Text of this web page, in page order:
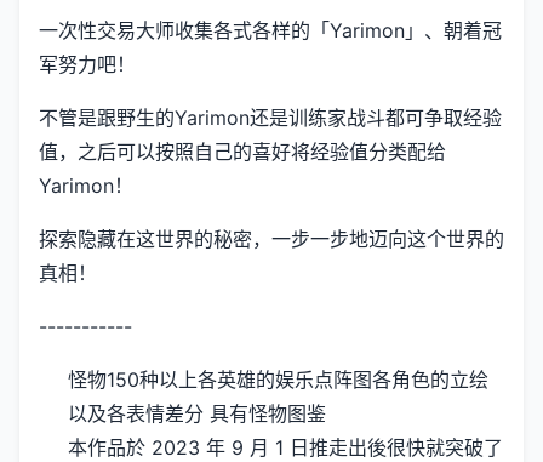
一次性交易大师收集各式各样的「Yarimon」、朝着冠
军努力吧！
不管是跟野生的Yarimon还是训练家战斗都可争取经验
值，之后可以按照自己的喜好将经验值分类配给
Yarimon！
探索隐藏在这世界的秘密，一步一步地迈向这个世界的
真相！
-----------
怪物150种以上各英雄的娱乐点阵图各角色的立绘
以及各表情差分 具有怪物图鉴
本作品於 2023 年 9 月 1 日推走出後很快就突破了